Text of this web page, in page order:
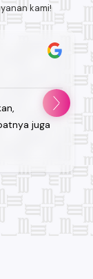
kami!
juga